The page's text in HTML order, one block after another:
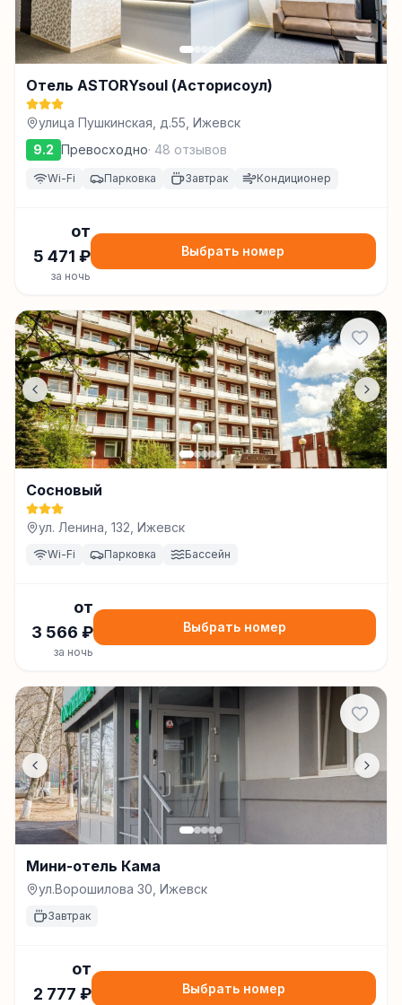
Отель ASTORYsoul (Асторисоул)
улица Пушкинская, д.55, Ижевск
9.2 Превосходно· 48 отзывов
Wi-Fi Парковка Завтрак Кондиционер
от
5 471 ₽
за ночь
Выбрать номер
Сосновый
ул. Ленина, 132, Ижевск
Wi-Fi Парковка Бассейн
от
3 566 ₽
за ночь
Выбрать номер
Мини-отель Кама
ул.Ворошилова 30, Ижевск
Завтрак
от
2 777 ₽ Выбрать номер